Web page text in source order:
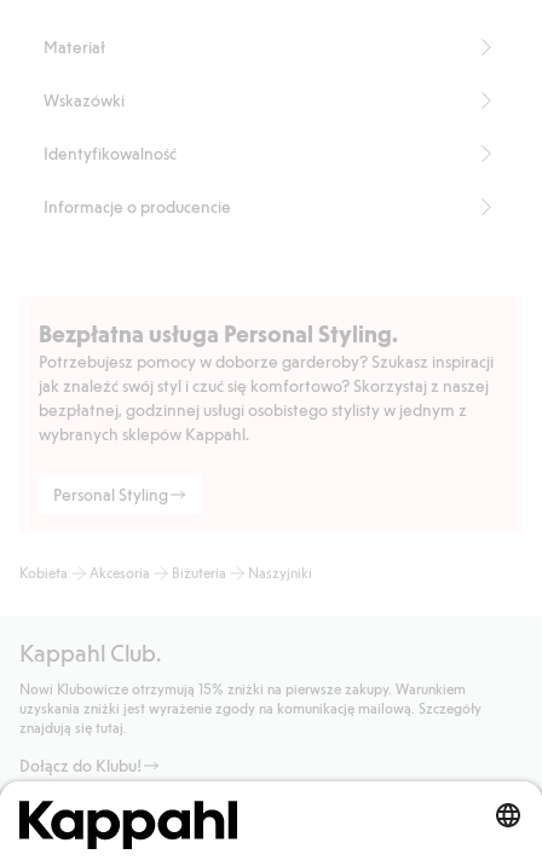
Materiał
Wskazówki
Identyfikowalność
Informacje o producencie
Bezpłatna usługa Personal Styling.
Potrzebujesz pomocy w doborze garderoby? Szukasz inspiracji
jak znaleźć swój styl i czuć się komfortowo? Skorzystaj z naszej
bezpłatnej, godzinnej usługi osobistego stylisty w jednym z
wybranych sklepów Kappahl.
Personal Styling
Kobieta Akcesoria Biżuteria Naszyjniki
Kappahl Club.
Nowi Klubowicze otrzymują 15% zniżki na pierwsze zakupy. Warunkiem
uzyskania zniżki jest wyrażenie zgody na komunikację mailową. Szczegóły
znajdują się tutaj.
Dołącz do Klubu!